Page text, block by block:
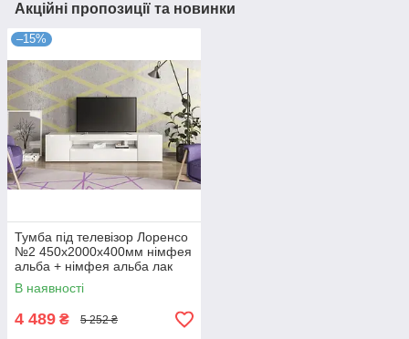
Акційні пропозиції та новинки
–15%
Тумба під телевізор Лоренсо
№2 450х2000х400мм німфея
альба + німфея альба лак
Світ меблів склад
В наявності
4 489 ₴ 5 252 ₴